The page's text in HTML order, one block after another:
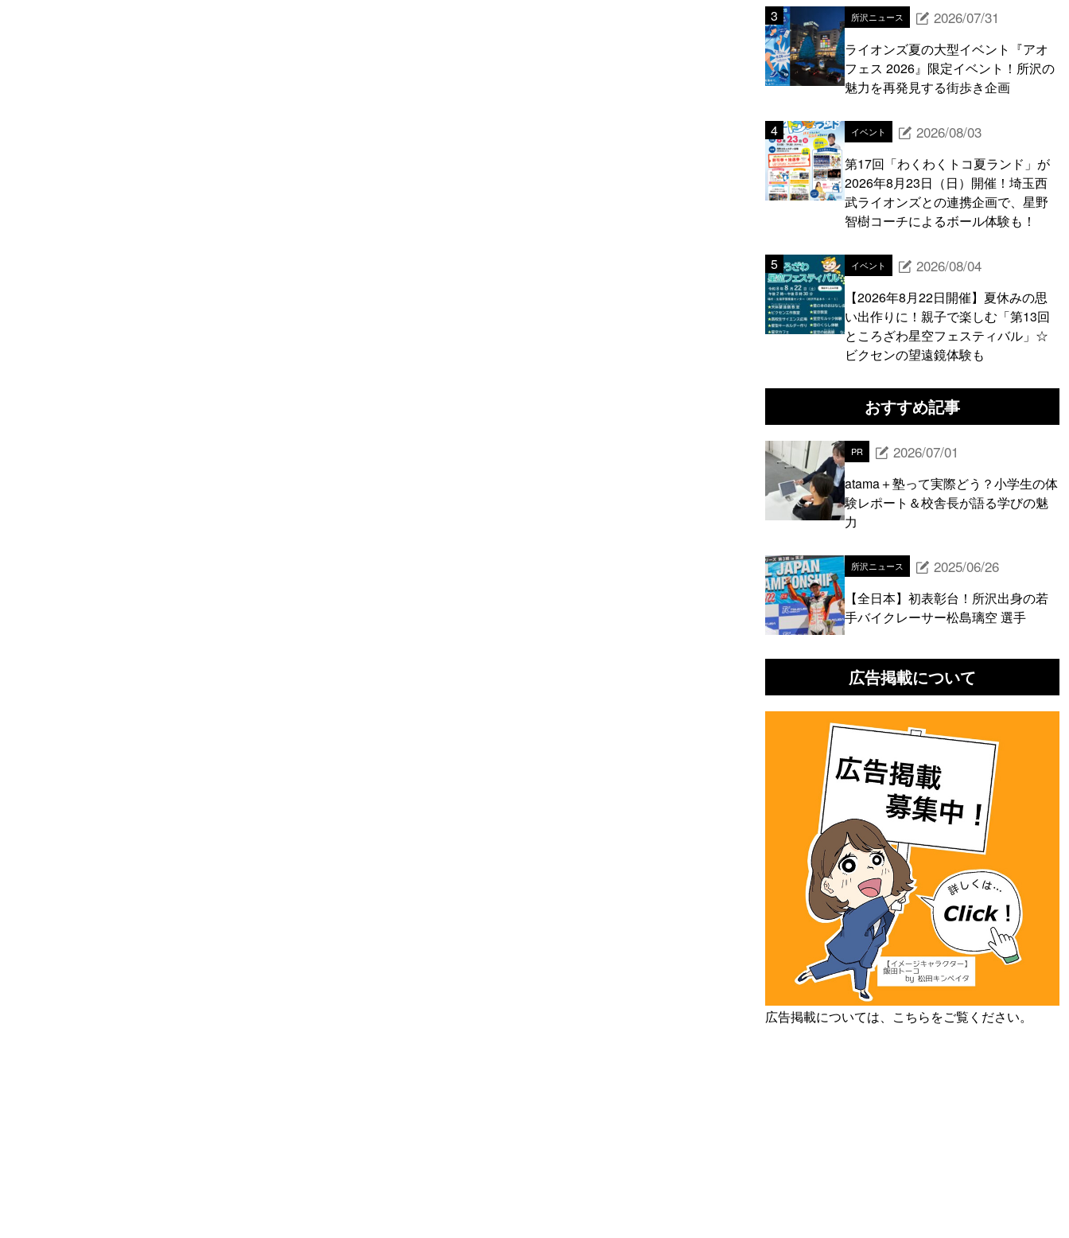
所沢ニュース 2026/07/31
ライオンズ夏の大型イベント『アオ
フェス 2026』限定イベント！所沢の
魅力を再発見する街歩き企画
イベント 2026/08/03
第17回「わくわくトコ夏ランド」が
2026年8月23日（日）開催！埼玉西
武ライオンズとの連携企画で、星野
智樹コーチによるボール体験も！
イベント 2026/08/04
【2026年8月22日開催】夏休みの思
い出作りに！親子で楽しむ「第13回
ところざわ星空フェスティバル」☆
ビクセンの望遠鏡体験も
おすすめ記事
PR 2026/07/01
atama＋塾って実際どう？小学生の体
験レポート＆校舎長が語る学びの魅
力
所沢ニュース 2025/06/26
【全日本】初表彰台！所沢出身の若
手バイクレーサー松島璃空 選手
広告掲載について
広告掲載については、こちらをご覧ください。